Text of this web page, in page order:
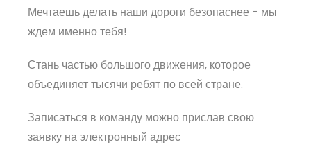
Мечтаешь делать наши дороги безопаснее - мы
ждем именно тебя!
Стань частью большого движения, которое
объединяет тысячи ребят по всей стране.
Записаться в команду можно прислав свою
заявку на электронный адрес